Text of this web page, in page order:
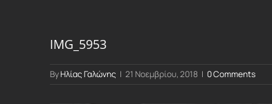
IMG_5953
ByΗλίας Γαλώνης | 21 Νοεμβρίου, 2018 | 0 Comments